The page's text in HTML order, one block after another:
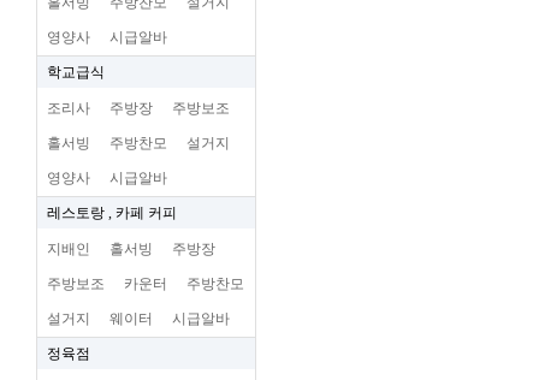
영양사 시급알바
학교급식
조리사 주방장 주방보조
홀서빙 주방찬모 설거지
영양사 시급알바
레스토랑 , 카페 커피
지배인 홀서빙 주방장
주방보조 카운터 주방찬모
설거지 웨이터 시급알바
정육점